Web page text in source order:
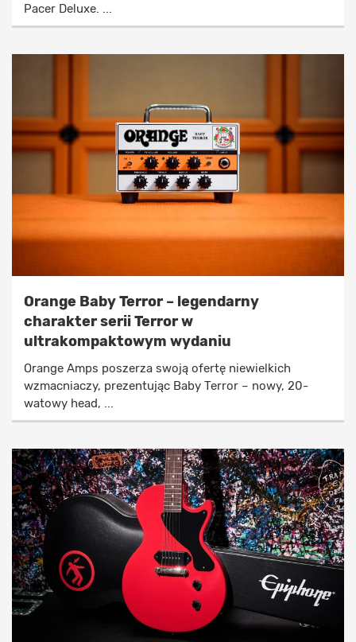
Pacer Deluxe. ...
Orange Baby Terror – legendarny
charakter serii Terror w
ultrakompaktowym wydaniu
Orange Amps poszerza swoją ofertę niewielkich
wzmacniaczy, prezentując Baby Terror – nowy, 20-
watowy head, ...